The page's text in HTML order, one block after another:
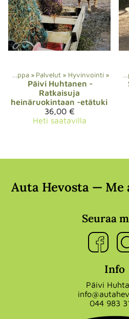
‪» Palvelut ‪» Hyvinvointi ‪»
Päivi Huhtanen -
Ratkaisuja
heinäruokintaan -etätuki
36,00 €
Heti saatavilla
Auta Hevosta — Me
Seuraa
Info
Päivi
044 983